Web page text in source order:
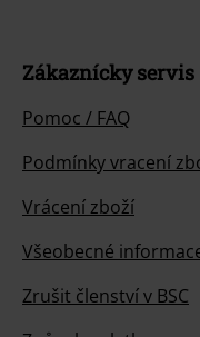
Zákaznícky servis
Pomoc / FAQ
Podmínky vracení
Vrácení zboží
Všeobecné
Zrušit členství v BSC